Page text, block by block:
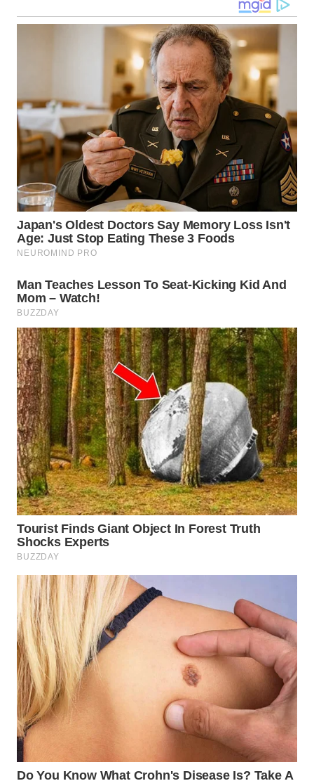
WN
WN
DAIRI
WN
DANAU
TOBA
WN
WN
LANGKAT
WN
TAPANULI
SELATAN
WN
TANJUNG
LESUNG
WN
KARO
WN
SIMALUNGUN
WN
LABUHANBATU
WN
TAPANULI
TENGAH
WN DELI
SERDANG
TEBING